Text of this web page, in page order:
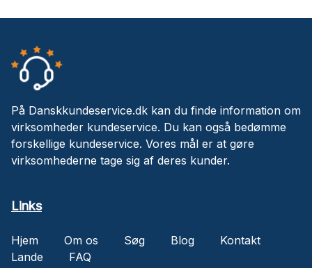
På Danskkundeservice.dk kan du finde information om
virksomheder kundeservice. Du kan også bedømme
forskellige kundeservice. Vores mål er at gøre
virksomhederne tage sig af deres kunder.
Links
Hjem Om os Søg Blog
Kontakt
Lande
FAQ